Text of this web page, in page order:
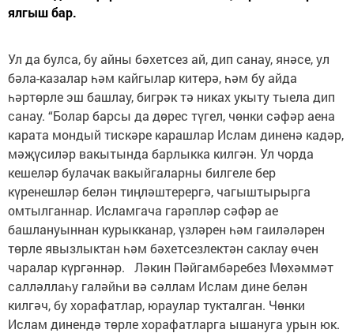
ялгыш бар.
Ул да булса, бу айны бәхетсез ай, дип санау, янәсе, ул
бәла-казалар һәм кайгылар китерә, һәм бу айда
һәртөрле эш башлау, бигрәк тә никах укыту тыела дип
санау. “Болар барсы да дөрес түгел, чөнки сәфәр аена
карата мондый тискәре карашлар Ислам диненә кадәр,
мәҗүсиләр вакытында барлыкка килгән. Ул чорда
кешеләр булачак вакыйгаларны билгеле бер
күренешләр белән тиңләштерергә, чагыштырырга
омтылганнар. Исламгача гарәпләр сәфәр ае
башлануыннан курыкканар, үзләрен һәм гаиләләрен
төрле явызлыктан һәм бәхетсезлектән саклау өчен
чаралар күргәннәр. Ләкин Пәйгамбәребез Мөхәммәт
салләллаһу галәйһи вә сәллам Ислам дине белән
килгәч, бу хорафатлар, юраулар тукталган. Чөнки
Ислам динендә төрле хорафатларга ышануга урын юк.